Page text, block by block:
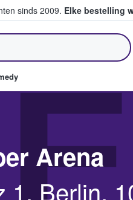
sinds 2009. Elke bestelling
en verkopen
Arena
1, Berlin,